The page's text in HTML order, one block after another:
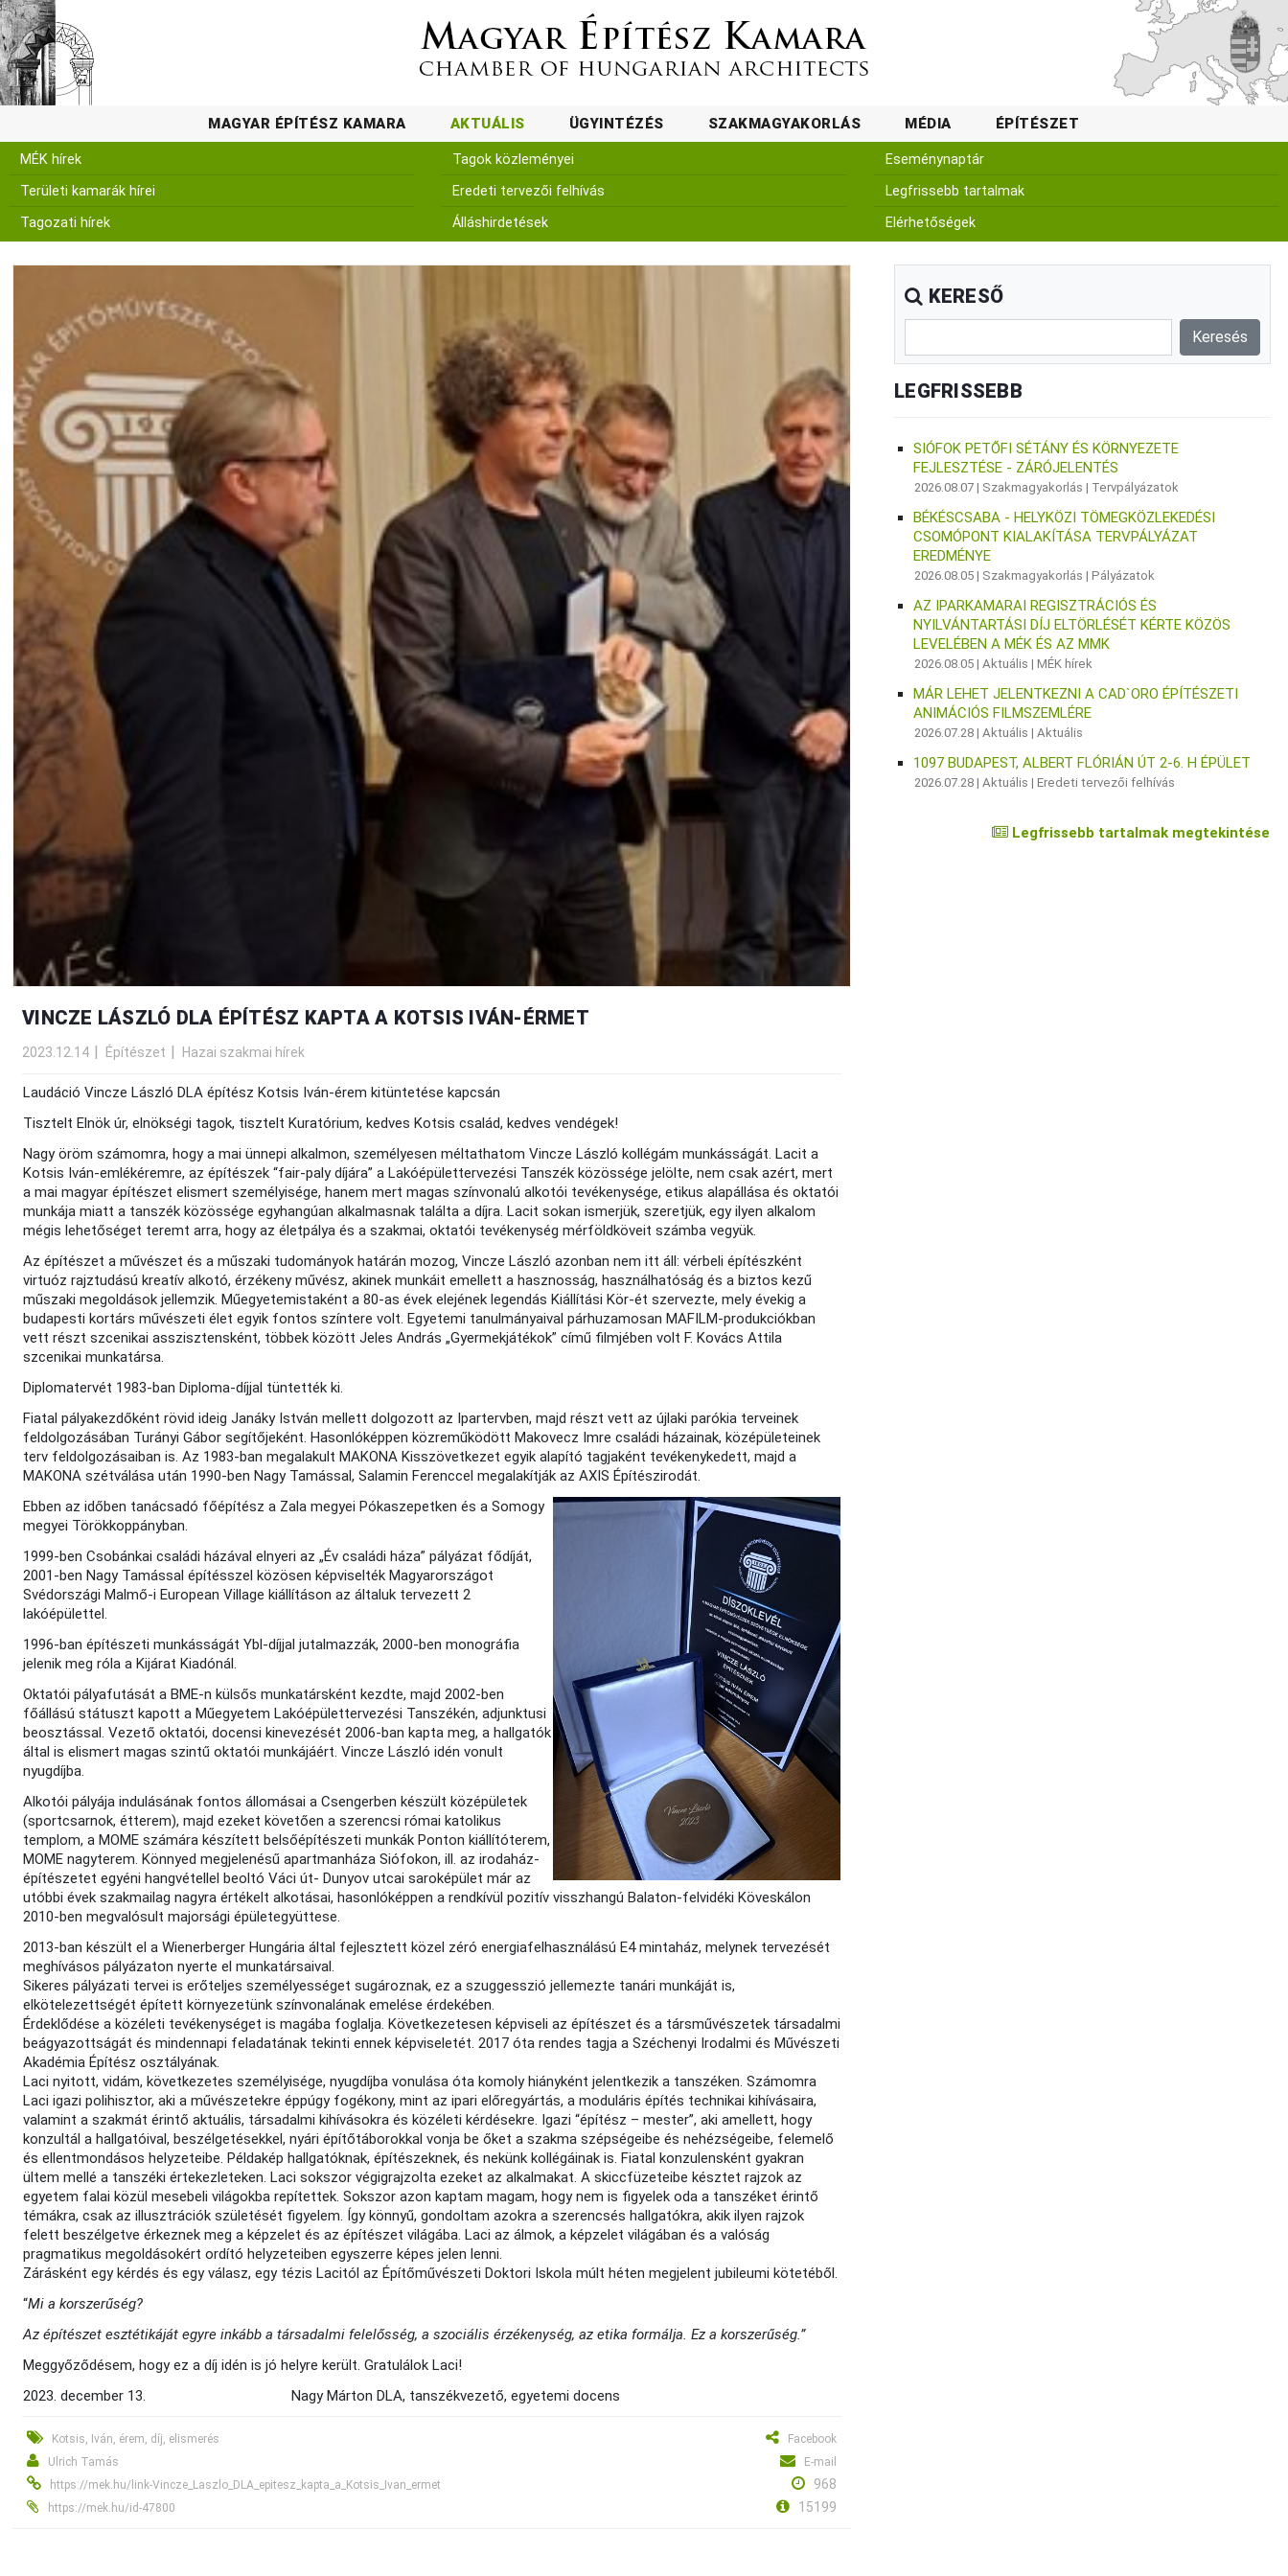
MAGYAR ÉPÍTÉSZ KAMARA AKTUÁLIS ÜGYINTÉZÉS SZAKMAGYAKORLÁS MÉDIA ÉPÍTÉSZET
MÉK hírek
Területi kamarák hírei
Tagozati hírek
Tagok közleményei
Eredeti tervezői felhívás
Álláshirdetések
Eseménynaptár
Legfrissebb tartalmak
Elérhetőségek
VINCZE LÁSZLÓ DLA ÉPÍTÉSZ KAPTA A KOTSIS IVÁN-ÉRMET
2023.12.14 Építészet Hazai szakmai hírek
Laudáció Vincze László DLA építész Kotsis Iván-érem kitüntetése kapcsán
Tisztelt Elnök úr, elnökségi tagok, tisztelt Kuratórium, kedves Kotsis család, kedves vendégek!
Nagy öröm számomra, hogy a mai ünnepi alkalmon, személyesen méltathatom Vincze László kollégám munkásságát. Lacit a
Kotsis Iván-emlékéremre, az építészek “fair-paly díjára” a Lakóépülettervezési Tanszék közössége jelölte, nem csak azért, mert
a mai magyar építészet elismert személyisége, hanem mert magas színvonalú alkotói tevékenysége, etikus alapállása és oktatói
munkája miatt a tanszék közössége egyhangúan alkalmasnak találta a díjra. Lacit sokan ismerjük, szeretjük, egy ilyen alkalom
mégis lehetőséget teremt arra, hogy az életpálya és a szakmai, oktatói tevékenység mérföldköveit számba vegyük.
Az építészet a művészet és a műszaki tudományok határán mozog, Vincze László azonban nem itt áll: vérbeli építészként
virtuóz rajztudású kreatív alkotó, érzékeny művész, akinek munkáit emellett a hasznosság, használhatóság és a biztos kezű
műszaki megoldások jellemzik. Műegyetemistaként a 80-as évek elejének legendás Kiállítási Kör-ét szervezte, mely évekig a
budapesti kortárs művészeti élet egyik fontos színtere volt. Egyetemi tanulmányaival párhuzamosan MAFILM-produkciókban
vett részt szcenikai asszisztensként, többek között Jeles András „Gyermekjátékok” című filmjében volt F. Kovács Attila
szcenikai munkatársa.
Diplomatervét 1983-ban Diploma-díjjal tüntették ki.
Fiatal pályakezdőként rövid ideig Janáky István mellett dolgozott az Ipartervben, majd részt vett az újlaki parókia terveinek
feldolgozásában Turányi Gábor segítőjeként. Hasonlóképpen közreműködött Makovecz Imre családi házainak, középületeinek
terv feldolgozásaiban is. Az 1983-ban megalakult MAKONA Kisszövetkezet egyik alapító tagjaként tevékenykedett, majd a
MAKONA szétválása után 1990-ben Nagy Tamással, Salamin Ferenccel megalakítják az AXIS Építészirodát.
Ebben az időben tanácsadó főépítész a Zala megyei Pókaszepetken és a Somogy
megyei Törökkoppányban.
1999-ben Csobánkai családi házával elnyeri az „Év családi háza” pályázat fődíját,
2001-ben Nagy Tamással építésszel közösen képviselték Magyarországot
Svédországi Malmő-i European Village kiállításon az általuk tervezett 2
lakóépülettel.
1996-ban építészeti munkásságát Ybl-díjjal jutalmazzák, 2000-ben monográfia
jelenik meg róla a Kijárat Kiadónál.
Oktatói pályafutását a BME-n külsős munkatársként kezdte, majd 2002-ben
főállású státuszt kapott a Műegyetem Lakóépülettervezési Tanszékén, adjunktusi
beosztással. Vezető oktatói, docensi kinevezését 2006-ban kapta meg, a hallgatók
által is elismert magas szintű oktatói munkájáért. Vincze László idén vonult
nyugdíjba.
Alkotói pályája indulásának fontos állomásai a Csengerben készült középületek
(sportcsarnok, étterem), majd ezeket követően a szerencsi római katolikus
templom, a MOME számára készített belsőépítészeti munkák Ponton kiállítóterem,
MOME nagyterem. Könnyed megjelenésű apartmanháza Siófokon, ill. az irodaház-
építészetet egyéni hangvétellel beoltó Váci út- Dunyov utcai saroképület már az
utóbbi évek szakmailag nagyra értékelt alkotásai, hasonlóképpen a rendkívül pozitív visszhangú Balaton-felvidéki Köveskálon
2010-ben megvalósult majorsági épületegyüttese.
2013-ban készült el a Wienerberger Hungária által fejlesztett közel zéró energiafelhasználású E4 mintaház, melynek tervezését
meghívásos pályázaton nyerte el munkatársaival.
Sikeres pályázati tervei is erőteljes személyességet sugároznak, ez a szuggesszió jellemezte tanári munkáját is,
elkötelezettségét épített környezetünk színvonalának emelése érdekében.
Érdeklődése a közéleti tevékenységet is magába foglalja. Következetesen képviseli az építészet és a társművészetek társadalmi
beágyazottságát és mindennapi feladatának tekinti ennek képviseletét. 2017 óta rendes tagja a Széchenyi Irodalmi és Művészeti
Akadémia Építész osztályának.
Laci nyitott, vidám, következetes személyisége, nyugdíjba vonulása óta komoly hiányként jelentkezik a tanszéken. Számomra
Laci igazi polihisztor, aki a művészetekre éppúgy fogékony, mint az ipari előregyártás, a moduláris építés technikai kihívásaira,
valamint a szakmát érintő aktuális, társadalmi kihívásokra és közéleti kérdésekre. Igazi “építész – mester”, aki amellett, hogy
konzultál a hallgatóival, beszélgetésekkel, nyári építőtáborokkal vonja be őket a szakma szépségeibe és nehézségeibe, felemelő
és ellentmondásos helyzeteibe. Példakép hallgatóknak, építészeknek, és nekünk kollégáinak is. Fiatal konzulensként gyakran
ültem mellé a tanszéki értekezleteken. Laci sokszor végigrajzolta ezeket az alkalmakat. A skiccfüzeteibe késztet rajzok az
egyetem falai közül mesebeli világokba repítettek. Sokszor azon kaptam magam, hogy nem is figyelek oda a tanszéket érintő
témákra, csak az illusztrációk születését figyelem. Így könnyű, gondoltam azokra a szerencsés hallgatókra, akik ilyen rajzok
felett beszélgetve érkeznek meg a képzelet és az építészet világába. Laci az álmok, a képzelet világában és a valóság
pragmatikus megoldásokért ordító helyzeteiben egyszerre képes jelen lenni.
Zárásként egy kérdés és egy válasz, egy tézis Lacitól az Építőművészeti Doktori Iskola múlt héten megjelent jubileumi kötetéből.
“Mi a korszerűség?
Az építészet esztétikáját egyre inkább a társadalmi felelősség, a szociális érzékenység, az etika formálja. Ez a korszerűség.”
Meggyőződésem, hogy ez a díj idén is jó helyre került. Gratulálok Laci!
2023. december 13. Nagy Márton DLA, tanszékvezető, egyetemi docens
Kotsis, Iván, érem, díj, elismerés
Facebook
Ulrich Tamás
E-mail
https://mek.hu/link-Vincze_Laszlo_DLA_epitesz_kapta_a_Kotsis_Ivan_ermet
968
https://mek.hu/id-47800 15199
KERESŐ
LEGFRISSEBB
SIÓFOK PETŐFI SÉTÁNY ÉS KÖRNYEZETE
FEJLESZTÉSE - ZÁRÓJELENTÉS
2026.08.07 | Szakmagyakorlás | Tervpályázatok
BÉKÉSCSABA - HELYKÖZI TÖMEGKÖZLEKEDÉSI
CSOMÓPONT KIALAKÍTÁSA TERVPÁLYÁZAT
EREDMÉNYE
2026.08.05 | Szakmagyakorlás |Pályázatok
AZ IPARKAMARAI REGISZTRÁCIÓS ÉS
NYILVÁNTARTÁSI DÍJ ELTÖRLÉSÉT KÉRTE KÖZÖS
LEVELÉBEN A MÉK ÉS AZ MMK
2026.08.05 |Aktuális |MÉK hírek
MÁR LEHET JELENTKEZNI A CAD`ORO ÉPÍTÉSZETI
ANIMÁCIÓS FILMSZEMLÉRE
2026.07.28 |Aktuális |Aktuális
1097 BUDAPEST, ALBERT FLÓRIÁN ÚT 2-6. H ÉPÜLET
2026.07.28 |Aktuális |Eredeti tervezői felhívás
Legfrissebb tartalmak megtekintése